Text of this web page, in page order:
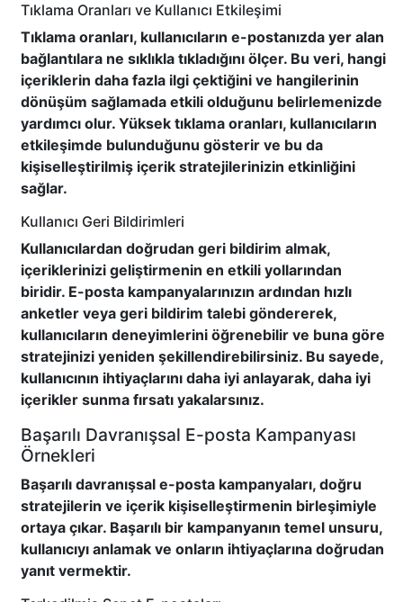
Tıklama Oranları ve Kullanıcı Etkileşimi
Tıklama oranları, kullanıcıların e-postanızda yer alan
bağlantılara ne sıklıkla tıkladığını ölçer. Bu veri, hangi
içeriklerin daha fazla ilgi çektiğini ve hangilerinin
dönüşüm sağlamada etkili olduğunu belirlemenizde
yardımcı olur. Yüksek tıklama oranları, kullanıcıların
etkileşimde bulunduğunu gösterir ve bu da
kişiselleştirilmiş içerik stratejilerinizin etkinliğini
sağlar.
Kullanıcı Geri Bildirimleri
Kullanıcılardan doğrudan geri bildirim almak,
içeriklerinizi geliştirmenin en etkili yollarından
biridir. E-posta kampanyalarınızın ardından hızlı
anketler veya geri bildirim talebi göndererek,
kullanıcıların deneyimlerini öğrenebilir ve buna göre
stratejinizi yeniden şekillendirebilirsiniz. Bu sayede,
kullanıcının ihtiyaçlarını daha iyi anlayarak, daha iyi
içerikler sunma fırsatı yakalarsınız.
Başarılı Davranışsal E-posta Kampanyası
Örnekleri
Başarılı davranışsal e-posta kampanyaları, doğru
stratejilerin ve içerik kişiselleştirmenin birleşimiyle
ortaya çıkar. Başarılı bir kampanyanın temel unsuru,
kullanıcıyı anlamak ve onların ihtiyaçlarına doğrudan
yanıt vermektir.